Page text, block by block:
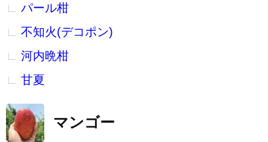
パール柑
不知火(デコポン)
河内晩柑
甘夏
マンゴー